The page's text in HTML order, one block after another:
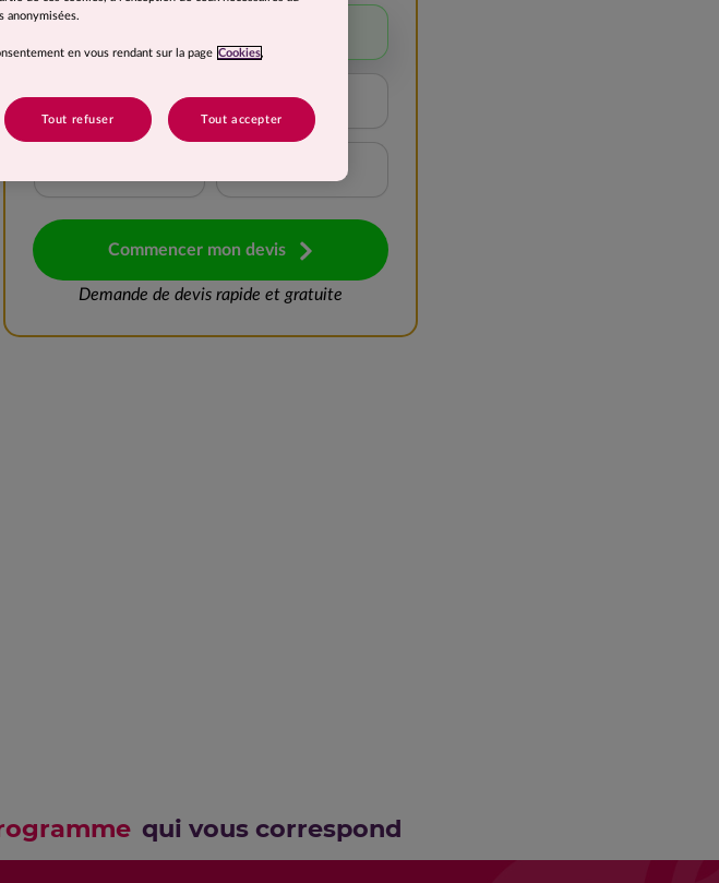
10 à 15 kg 15 à 20 kg
Commencer mon devis
Demande de devis rapide et gratuite
qui vous correspond
anonymisées.
en vous rendant sur la page Cookies,
Tout refuser Tout accepter